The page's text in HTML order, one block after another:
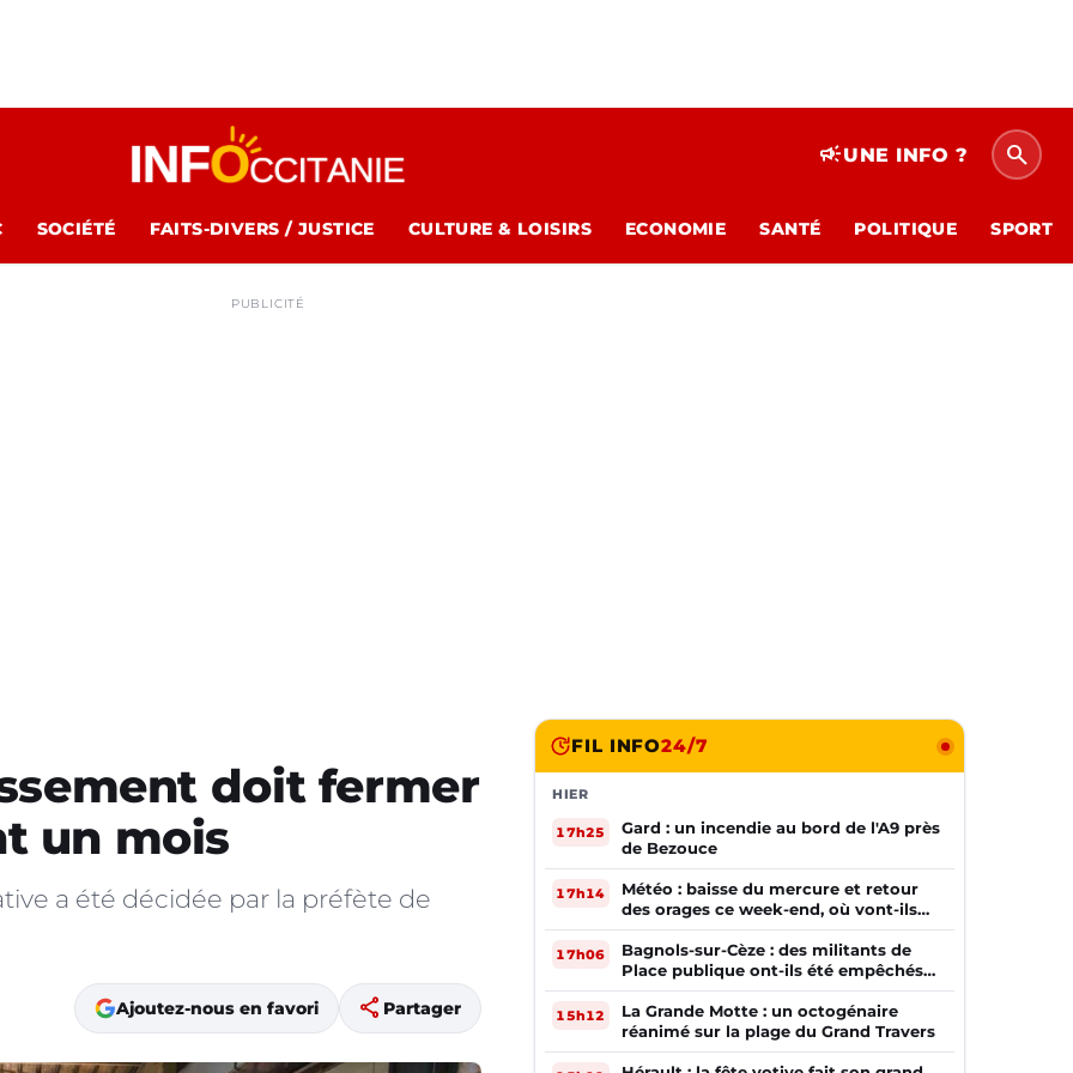
campaignUNE INFO ? search
SOCIÉTÉ FAITS-DIVERS / JUSTICE CULTURE & LOISIRS ECONOMIE SANTÉ POLITIQUE SPORT
PUBLICITÉ
doit fermer
un mois
a été décidée par la préfète de
Ajoutez-nous en favori share Partager
FIL INFO24/7
HIER
17h25
Gard : un incendie au bord de l'A9 près
de Bezouce
17h14
Météo : baisse du mercure et retour
des orages ce week-end, où vont-ils
frapper ?
17h06
Bagnols-sur-Cèze : des militants de
Place publique ont-ils été empêchés
de tracter par la mairie ?
15h12
La Grande Motte : un octogénaire
réanimé sur la plage du Grand Travers